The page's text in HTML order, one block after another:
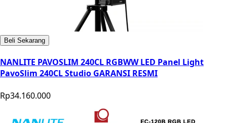
Beli Sekarang
NANLITE PAVOSLIM 240CL RGBWW LED Panel Light
PavoSlim 240CL Studio GARANSI RESMI
Rp34.160.000